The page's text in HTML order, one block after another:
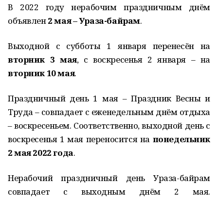
В 2022 году нерабочим праздничным днём
объявлен2 мая – Ураза-байрам.
Выходной с субботы 1 января перенесён на
вторник 3 мая, c воскресенья 2 января – на
вторник 10 мая.
Праздничный день 1 мая – Праздник Весны и
Труда – совпадает с еженедельным днём отдыха
– воскресеньем. Соответственно, выходной день с
воскресенья 1 мая переносится на понедельник
2 мая 2022 года.
Нерабочий праздничный день Ураза-байрам
совпадает с выходным днём 2 мая.